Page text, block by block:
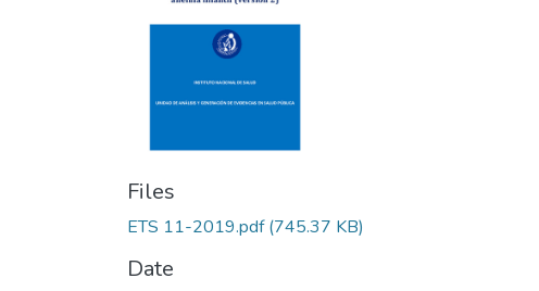
Files
ETS 11-2019.pdf(745.37 KB)
Date